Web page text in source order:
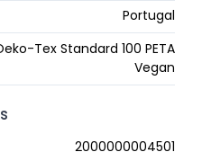
Portugal
Tex Standard 100 PETA
Vegan
2000000004501